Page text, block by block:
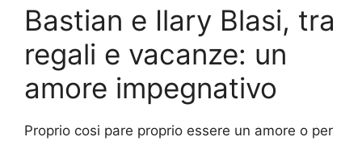
Bastian e Ilary Blasi, tra
regali e vacanze: un
amore impegnativo
Proprio cosi pare proprio essere un amore o per